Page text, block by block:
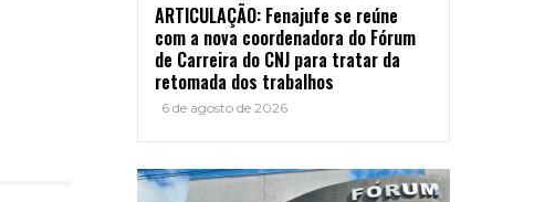
ARTICULAÇÃO: Fenajufe se reúne
com a nova coordenadora do Fórum
de Carreira do CNJ para tratar da
retomada dos trabalhos
6 de agosto de 2026